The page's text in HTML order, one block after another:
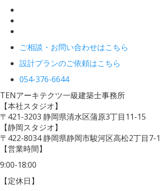
ご相談・お問い合わせはこちら
設計プランのご依頼はこちら
054-376-6644
TENアーキテクツ一級建築士事務所
【本社スタジオ】
〒421-3203 静岡県清水区蒲原3丁目11-15
【静岡スタジオ】
〒422-8034静岡県静岡市駿河区高松2丁目7-1
【営業時間】
9:00-18:00
【定休日】